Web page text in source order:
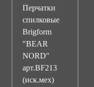
Перчатки
спилковые
Brigform
"BEAR
NORD"
арт.BF213
(иск.мех)